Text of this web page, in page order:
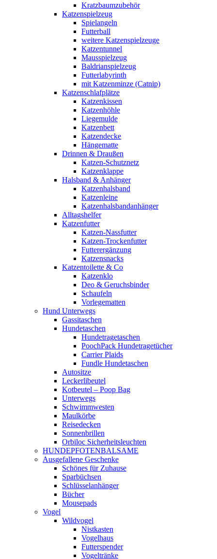
Kratzbaumzubehör
Katzenspielzeug
Spielangeln
Futterball
weitere Katzenspielzeuge
Katzentunnel
Mausspielzeug
Baldrianspielzeug
Futterlabyrinth
mit Katzenminze (Catnip)
Katzenschlafplätze
Katzenkissen
Katzenhöhle
Liegemulde
Katzenbett
Katzendecke
Hängematte
Drinnen & Draußen
Katzen-Schutznetz
Katzenklappe
Halsband & Anhänger
Katzenhalsband
Katzenleine
Katzenhalsbandanhänger
Alltagshelfer
Katzenfutter
Katzen-Nassfutter
Katzen-Trockenfutter
Futterergänzung
Katzensnacks
Katzentoilette & Co
Katzenklo
Deo & Geruchsbinder
Schaufeln
Vorlegematten
Hund Unterwegs
Gassitaschen
Hundetaschen
Hundetragetaschen
PoochPack Hundetragetücher
Carrier Plaids
Fundle Hundetaschen
Autositze
Leckerlibeutel
Kotbeutel – Poop Bag
Unterwegs
Schwimmwesten
Maulkörbe
Reisedecken
Sonnenbrillen
Orbiloc Sicherheitsleuchten
HUNDEPFOTENBALSAME
Ausgefallene Geschenke
Schönes für Zuhause
Sparbüchsen
Schlüsselanhänger
Bücher
Mousepads
Vogel
Wildvogel
Nistkasten
Vogelhaus
Futterspender
Vogeltränke